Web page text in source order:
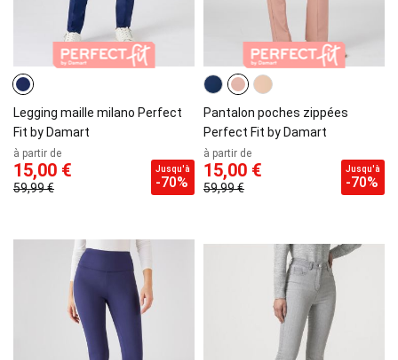
Legging maille milano Perfect
Fit by Damart
à partir de
15,00 €
59,99 €
Jusqu'à
-70%
Pantalon poches zippées
Perfect Fit by Damart
à partir de
15,00 €
59,99 €
Jusqu'à
-70%